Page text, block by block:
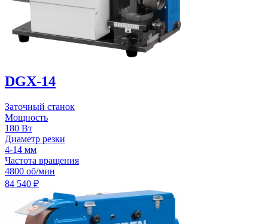
DGX-14
Заточный станок
Мощность
180 Вт
Диаметр резки
4-14 мм
Частота вращения
4800 об/мин
84 540 ₽